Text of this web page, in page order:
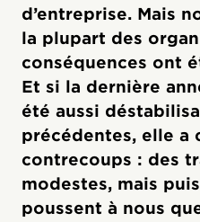
d’entreprise. Mais
la plupart des
conséquences ont
Et si la dernière
été aussi
précédentes, elle a
contrecoups : des
modestes, mais
poussent à nous